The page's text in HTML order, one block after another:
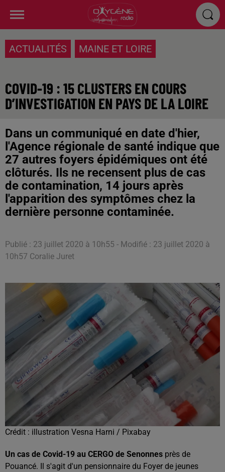
ACTUALITÉS MAINE ET LOIRE
COVID-19 : 15 CLUSTERS EN COURS
D’INVESTIGATION EN PAYS DE LA LOIRE
Dans un communiqué en date d'hier,
l'Agence régionale de santé indique que
27 autres foyers épidémiques ont été
clôturés. Ils ne recensent plus de cas
de contamination, 14 jours après
l'apparition des symptômes chez la
dernière personne contaminée.
Publié : 23 juillet 2020 à 10h55 - Modifié : 23 juillet 2020 à
10h57 Coralie Juret
Crédit : illustration Vesna Harni / Pixabay
Un cas de Covid-19 au CERGO de Senonnes près de
Pouancé. Il s'agit d'un pensionnaire du Foyer de jeunes